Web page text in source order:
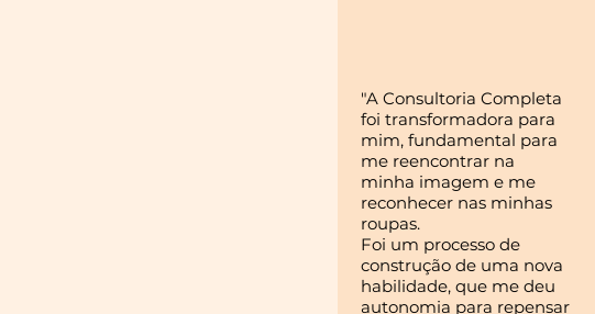
"A Consultoria Completa
foi transformadora para
mim, fundamental para
me reencontrar na
minha imagem e me
reconhecer nas minhas
roupas.
Foi um processo de
construção de uma nova
habilidade, que me deu
autonomia para repensar